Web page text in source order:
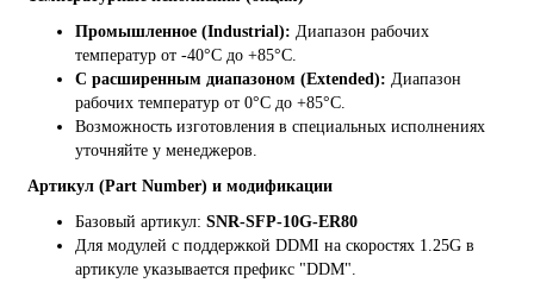
Промышленное (Industrial): Диапазон рабочих
температур от -40°C до +85°C.
С расширенным диапазоном (Extended): Диапазон
рабочих температур от 0°C до +85°C.
Возможность изготовления в специальных исполнениях
уточняйте у менеджеров.
Артикул (Part Number) и модификации
Базовый артикул: SNR-SFP-10G-ER80
Для модулей с поддержкой DDMI на скоростях 1.25G в
артикуле указывается префикс "DDM".